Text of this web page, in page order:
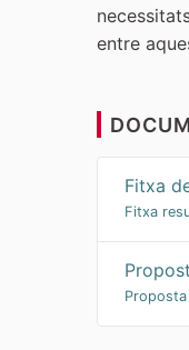
entre
Fitxa
Fitxa